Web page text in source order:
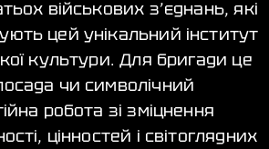
військових з’єднань, які
цей унікальний інститут
культури. Для бригади це
чи символічний
робота зі зміцнення
цінностей і світоглядних